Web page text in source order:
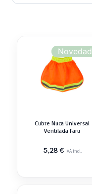
Novedad
Cubre Nuca Universal
Ventilada Faru
5,28€ IVA incl.